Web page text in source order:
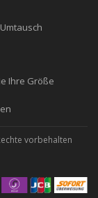
Ihre Größe
vorbehalten